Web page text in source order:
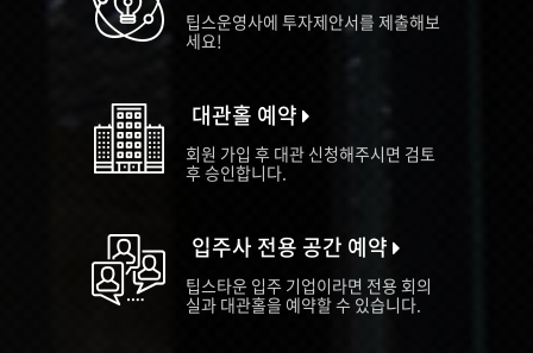
팁스운영사에 투자제안서를 제출해보
세요!
대관홀 예약
회원 가입 후 대관 신청해주시면 검토
후 승인합니다.
입주사 전용 공간 예약
팁스타운 입주 기업이라면 전용 회의
실과 대관홀을 예약할 수 있습니다.